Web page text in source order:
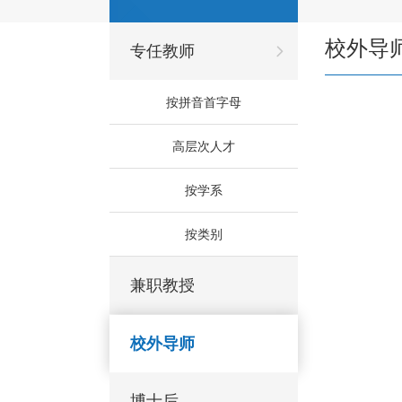
专任教师
按拼音首字母
高层次人才
按学系
按类别
兼职教授
校外导师
校外导